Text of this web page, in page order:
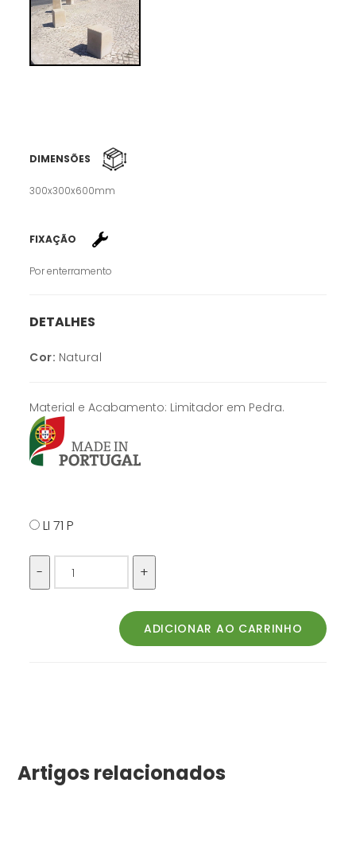
DIMENSÕES
300x300x600mm
FIXAÇÃO
Por enterramento
DETALHES
Cor: Natural
Material e Acabamento: Limitador em Pedra.
LI 71 P
Artigos relacionados